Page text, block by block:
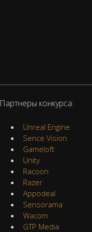
Партнеры конкурса:
Unreal Engine
Sence Vision
Gameloft
Unity
Racoon
Razer
Appodeal
Sensorama
Wacom
GTP Media